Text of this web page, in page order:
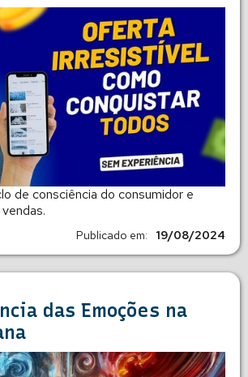
de consciência do consumidor e
Publicado em: 19/08/2024
das Emoções na